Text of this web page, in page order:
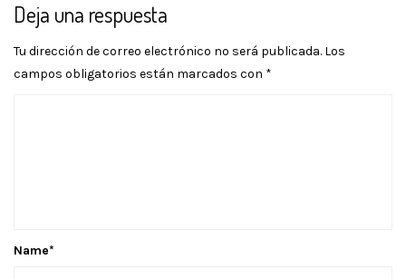
Deja una respuesta
Tu dirección de correo electrónico no será publicada. Los
campos obligatorios están marcados con *
Name*